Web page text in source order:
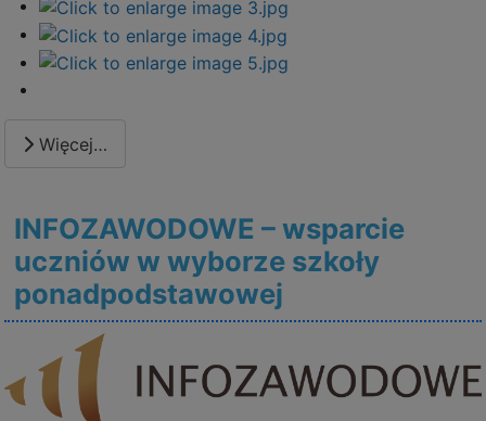
Więcej…
INFOZAWODOWE – wsparcie
uczniów w wyborze szkoły
ponadpodstawowej